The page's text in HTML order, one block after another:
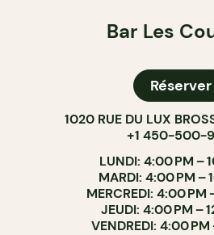
Bar Les
Réserver
1020 RUE DU LUX
+1 450-500-
LUNDI: 4:00 PM –
MARDI: 4:00 PM –
MERCREDI: 4:00 PM
JEUDI: 4:00 PM –
VENDREDI: 4:00 PM